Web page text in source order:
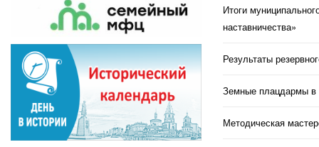
Итоги
наставничества»
Результаты
Земные плацдармы в
Методическая